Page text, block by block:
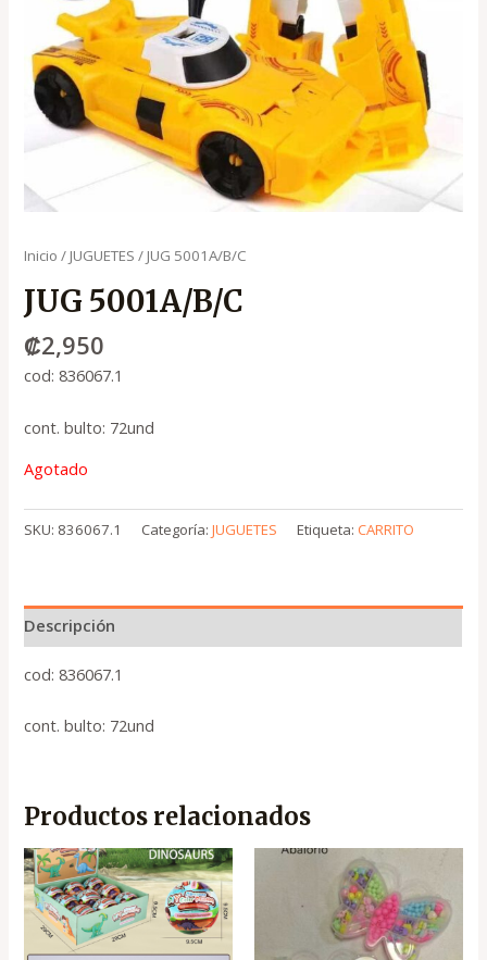
Inicio / JUGUETES / JUG 5001A/B/C
JUG 5001A/B/C
₡2,950
cod: 836067.1
cont. bulto: 72und
Agotado
SKU: 836067.1 Categoría:JUGUETES Etiqueta:CARRITO
Descripción
cod: 836067.1
cont. bulto: 72und
Productos relacionados
El
precio
original
era:
₡1,100
El
precio
actual
es:
.